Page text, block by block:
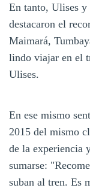
En tanto, Ulises
destacaron el
Maimará,
lindo viajar en el
Ulises.
En ese mismo
2015 del mismo
de la experiencia
sumarse:
suban al tren. Es